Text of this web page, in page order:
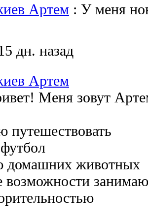
Артем : У меня
дн. назад
Артем
Меня зовут
путешествовать
домашних животных
возможности